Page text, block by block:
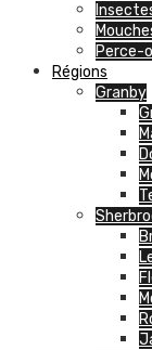
Perce-
Régions
Granby